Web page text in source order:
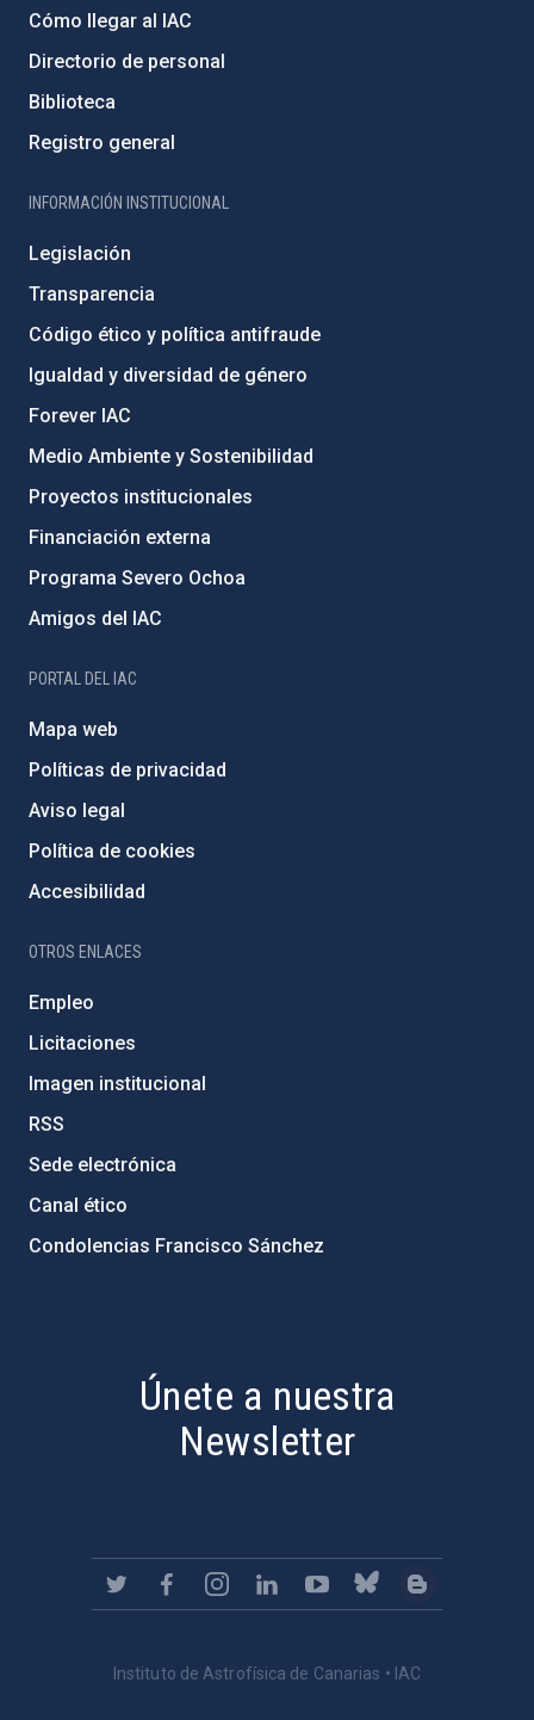
Cómo llegar al IAC
Directorio de personal
Biblioteca
Registro general
INFORMACIÓN INSTITUCIONAL
Legislación
Transparencia
Código ético y política antifraude
Igualdad y diversidad de género
Forever IAC
Medio Ambiente y Sostenibilidad
Proyectos institucionales
Financiación externa
Programa Severo Ochoa
Amigos del IAC
PORTAL DEL IAC
Mapa web
Políticas de privacidad
Aviso legal
Política de cookies
Accesibilidad
OTROS ENLACES
Empleo
Licitaciones
Imagen institucional
RSS
Sede electrónica
Canal ético
Condolencias Francisco Sánchez
Únete a nuestra
Newsletter
Instituto de Astrofísica de Canarias • IAC